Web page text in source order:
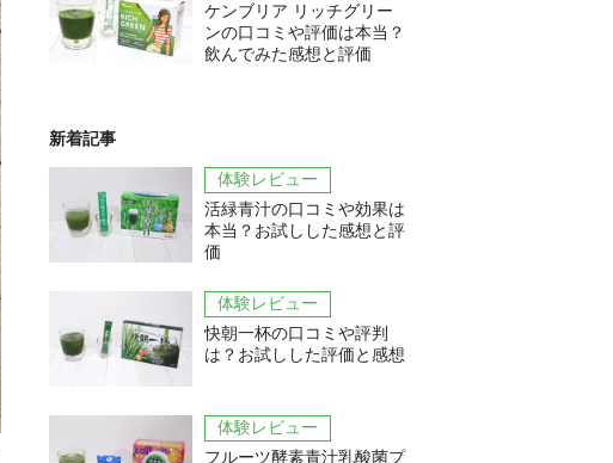
ケンブリア リッチグリー
ンの口コミや評価は本当？
飲んでみた感想と評価
新着記事
体験レビュー
活緑青汁の口コミや効果は
本当？お試しした感想と評
価
体験レビュー
快朝一杯の口コミや評判
は？お試しした評価と感想
体験レビュー
フルーツ酵素青汁乳酸菌プ